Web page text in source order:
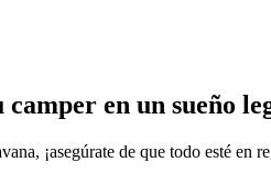
en un sueño
¡asegúrate de que todo esté